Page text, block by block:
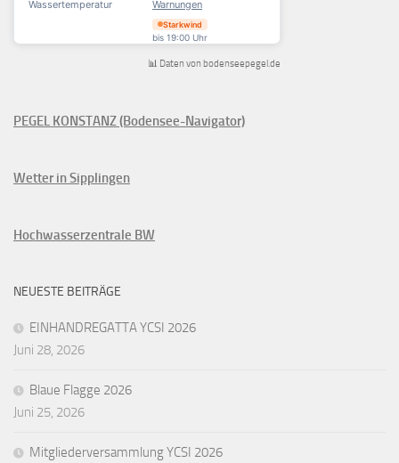
📊 Daten von bodenseepegel.de
PEGEL KONSTANZ (Bodensee-Navigator)
Wetter in Sipplingen
Hochwasserzentrale BW
NEUESTE BEITRÄGE
EINHANDREGATTA YCSI 2026
Juni 28, 2026
Blaue Flagge 2026
Juni 25, 2026
Mitgliederversammlung YCSI 2026